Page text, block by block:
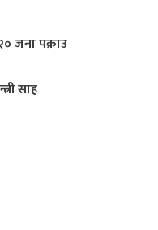
जना पक्राउ
साह